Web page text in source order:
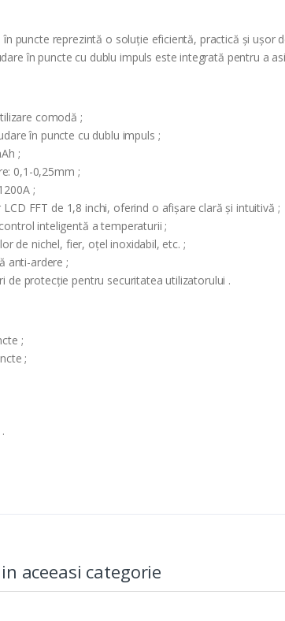
puncte reprezintă o soluție eficientă, practică și ușor
în puncte cu dublu impuls este integrată pentru a
comodă ;
în puncte cu dublu impuls ;
;
0,1-0,25mm ;
;
FFT de 1,8 inchi, oferind o afișare clară și intuitivă ;
inteligentă a temperaturii ;
de nichel, fier, oțel inoxidabil, etc. ;
anti-ardere ;
de protecție pentru securitatea utilizatorului .
;
;
aceeasi categorie